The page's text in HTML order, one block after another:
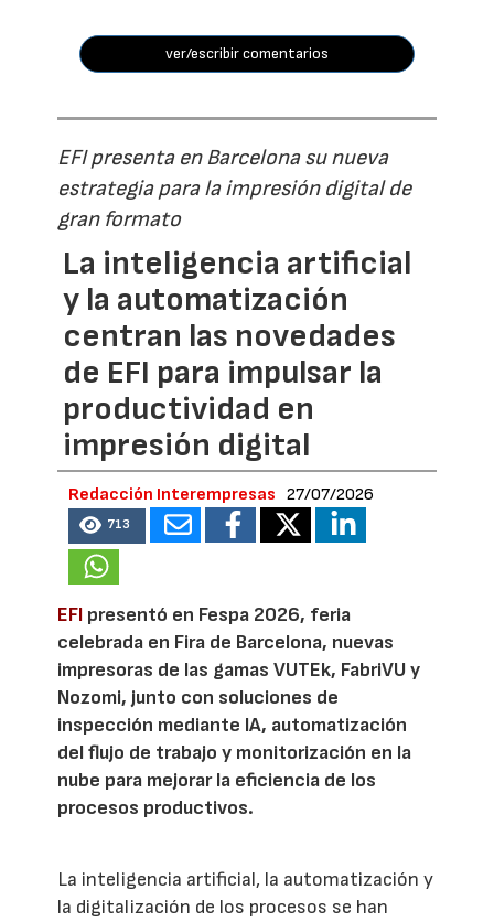
ver/escribir comentarios
EFI presenta en Barcelona su nueva
estrategia para la impresión digital de
gran formato
La inteligencia artificial
y la automatización
centran las novedades
de EFI para impulsar la
productividad en
impresión digital
Redacción Interempresas 27/07/2026
713
EFI presentó en Fespa 2026, feria
celebrada en Fira de Barcelona, nuevas
impresoras de las gamas VUTEk, FabriVU y
Nozomi, junto con soluciones de
inspección mediante IA, automatización
del flujo de trabajo y monitorización en la
nube para mejorar la eficiencia de los
procesos productivos.
La inteligencia artificial, la automatización y
la digitalización de los procesos se han